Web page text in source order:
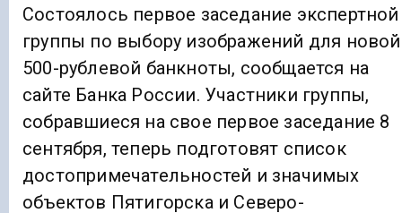
Состоялось первое заседание экспертной
группы по выбору изображений для новой
500-рублевой банкноты, сообщается на
сайте Банка России. Участники группы,
собравшиеся на свое первое заседание 8
сентября, теперь подготовят список
достопримечательностей и значимых
объектов Пятигорска и Северо-